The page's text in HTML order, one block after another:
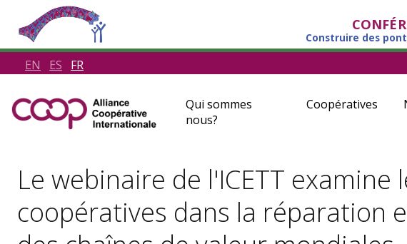
Construire des
EN ES FR
Qui sommes
nous?
Coopératives
Le webinaire de l'ICETT examine
coopératives dans la réparation